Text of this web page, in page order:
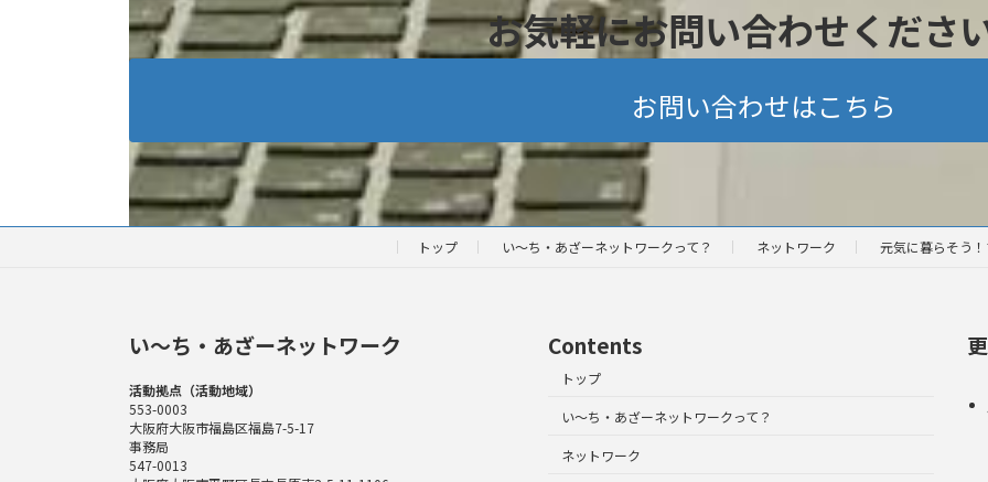
お気軽にお問い合わせくださ
お問い合わせはこちら
トップ い～ち・あざーネットワークって？ ネットワーク 元気に暮らそう
い〜ち・あざーネットワーク
活動拠点（活動地域）
553-0003
大阪府大阪市福島区福島7-5-17
事務局
547-0013
Contents
トップ
い～ち・あざーネットワークって？
ネットワーク